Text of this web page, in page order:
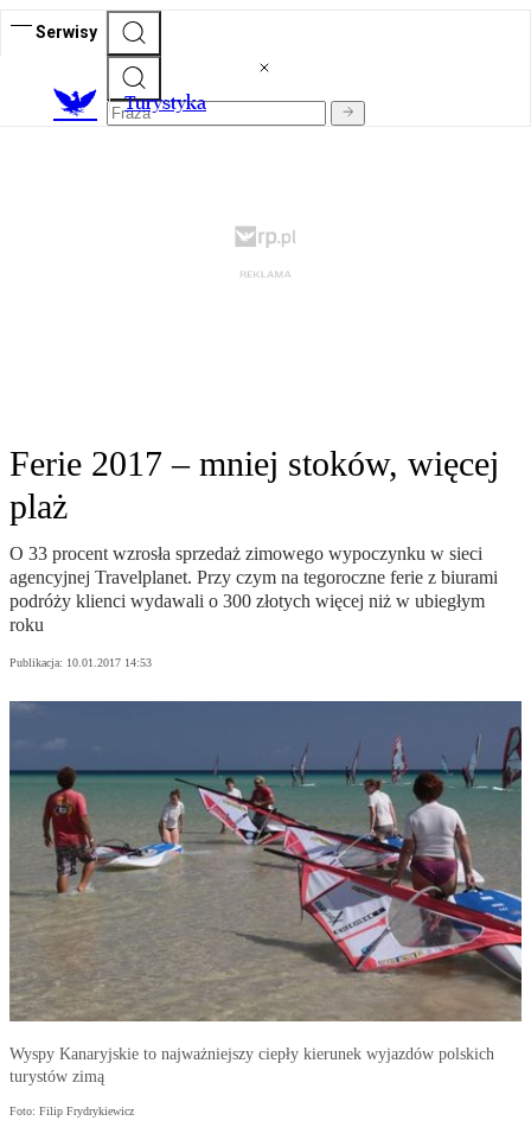
Serwisy
Turystyka
Ferie 2017 – mniej stoków, więcej
plaż
O 33 procent wzrosła sprzedaż zimowego wypoczynku w sieci
agencyjnej Travelplanet. Przy czym na tegoroczne ferie z biurami
podróży klienci wydawali o 300 złotych więcej niż w ubiegłym
roku
Publikacja: 10.01.2017 14:53
Wyspy Kanaryjskie to najważniejszy ciepły kierunek wyjazdów polskich
turystów zimą
Foto: Filip Frydrykiewicz